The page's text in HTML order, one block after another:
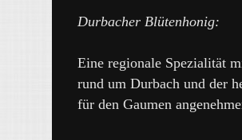
Durbacher Blütenhonig:
Eine regionale Spezialität
rund um Durbach und der
für den Gaumen